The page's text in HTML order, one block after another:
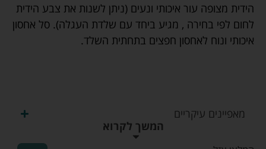
הידית מצופה עור איכותי ונעים (ניתן לשנות את צבע הידית
לחום לפי בחירה , מגיע ביחד עם שלדת העגלה). סל אחסון
איכותי ונוח לאחסון חפצים בתחתית השלד.
מאפיינים עיקריים
המשך לקרוא